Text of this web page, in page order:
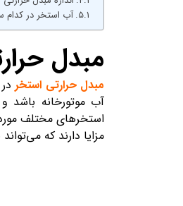
آب استخر در کدام
مبدل
مبدل حرارتی استخردر
آب موتورخانه باشد
استخرهای مختلف
مزایا دارند که